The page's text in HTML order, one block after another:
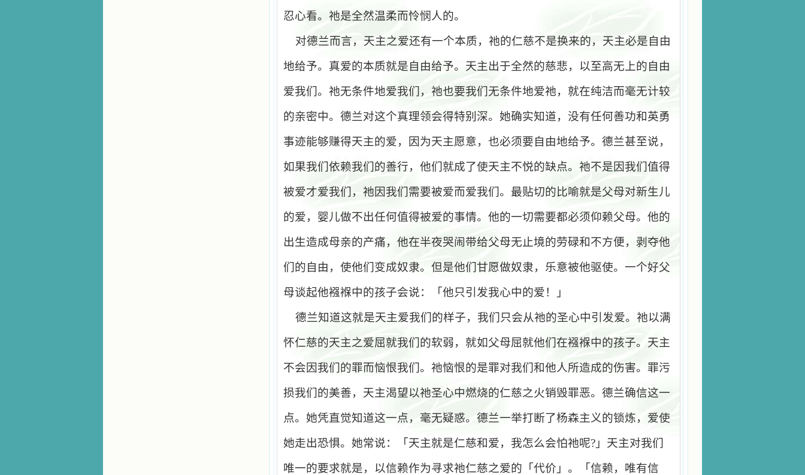
忍心看。祂是全然温柔而怜悯人的。
对德兰而言，天主之爱还有一个本质，祂的仁慈不是换来的，天主必是自由
地给予。真爱的本质就是自由给予。天主出于全然的慈悲，以至高无上的自由
爱我们。祂无条件地爱我们，祂也要我们无条件地爱祂，就在纯洁而毫无计较
的亲密中。德兰对这个真理领会得特别深。她确实知道，没有任何善功和英勇
事迹能够赚得天主的爱，因为天主愿意，也必须要自由地给予。德兰甚至说，
如果我们依赖我们的善行，他们就成了使天主不悦的缺点。祂不是因我们值得
被爱才爱我们，祂因我们需要被爱而爱我们。最贴切的比喻就是父母对新生儿
的爱，婴儿做不出任何值得被爱的事情。他的一切需要都必须仰赖父母。他的
出生造成母亲的产痛，他在半夜哭闹带给父母无止境的劳碌和不方便，剥夺他
们的自由，使他们变成奴隶。但是他们甘愿做奴隶，乐意被他驱使。一个好父
母谈起他襁褓中的孩子会说：「他只引发我心中的爱！」
德兰知道这就是天主爱我们的样子，我们只会从祂的圣心中引发爱。祂以满
怀仁慈的天主之爱屈就我们的软弱，就如父母屈就他们在襁褓中的孩子。天主
不会因我们的罪而恼恨我们。祂恼恨的是罪对我们和他人所造成的伤害。罪污
损我们的美善，天主渴望以祂圣心中燃烧的仁慈之火销毁罪恶。德兰确信这一
点。她凭直觉知道这一点，毫无疑惑。德兰一举打断了杨森主义的锁炼，爱使
她走出恐惧。她常说：「天主就是仁慈和爱，我怎么会怕祂呢? 」天主对我们
唯一的要求就是，以信赖作为寻求祂仁慈之爱的「代价」。「信赖，唯有信